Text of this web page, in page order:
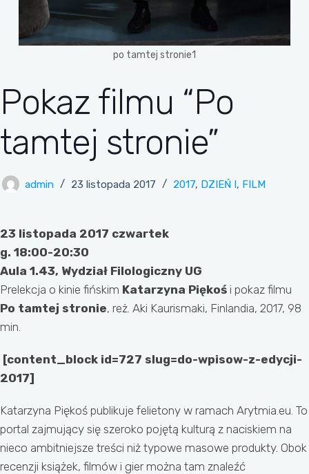
po tamtej stronie1
Pokaz filmu “Po
tamtej stronie”
admin 23 listopada 2017 2017, DZIEŃ I, FILM
23 listopada 2017 czwartek
g. 18:00-20:30
Aula 1.43, Wydział Filologiczny UG
Prelekcja o kinie fińskim Katarzyna Piękoś i pokaz filmu
Po tamtej stronie, reż. Aki Kaurismaki, Finlandia, 2017, 98
min.
[content_block id=727 slug=do-wpisow-z-edycji-
2017]
Katarzyna Piękoś publikuje felietony w ramach Arytmia.eu. To
portal zajmujący się szeroko pojętą kulturą z naciskiem na
nieco ambitniejsze treści niż typowe masowe produkty. Obok
recenzji książek, filmów i gier można tam znaleźć